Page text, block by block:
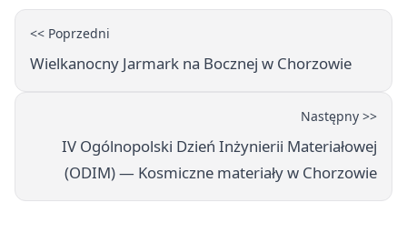
<< Poprzedni
Wielkanocny Jarmark na Bocznej w Chorzowie
Następny >>
IV Ogólnopolski Dzień Inżynierii Materiałowej
(ODIM) — Kosmiczne materiały w Chorzowie